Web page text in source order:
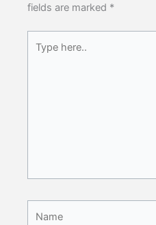
fields are marked *
here..